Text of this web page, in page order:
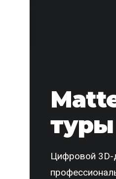
Цифровой 3D-